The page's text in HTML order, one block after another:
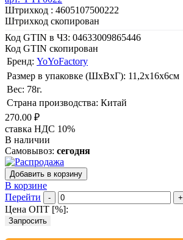
Штрихкод : 4605107500222
Штрихкод скопирован
Код GTIN в ЧЗ: 04633009865446
Код GTIN скопирован
Бренд: YoYoFactory
Размер в упаковке (ШхВxГ): 11,2х16х6cм
Вес: 78г.
Страна производства: Китай
270.00 ₽
ставка НДС 10%
В наличии
Самовывоз: сегодня
Добавить в корзину
В корзине
Перейти
- +
Цена ОПТ [%]:
Запросить